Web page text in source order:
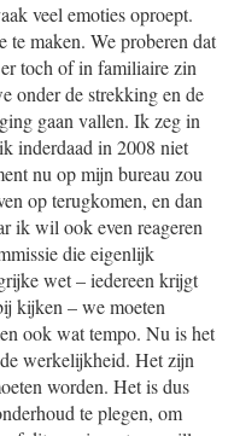
veel emoties oproept.
maken. We proberen dat
toch of in familiaire zin
onder de strekking en de
gaan vallen. Ik zeg in
inderdaad in 2008 niet
nu op mijn bureau zou
op terugkomen, en dan
ik wil ook even reageren
die eigenlijk
wet – iedereen krijgt
kijken – we moeten
ook wat tempo. Nu is het
werkelijkheid. Het zijn
worden. Het is dus
te plegen, om